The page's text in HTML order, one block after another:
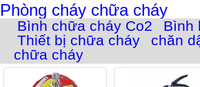
Phòng cháy chữa cháy
Bình chữa cháy Co2
Bình
Thiết bị chữa cháy
chăn
chữa cháy